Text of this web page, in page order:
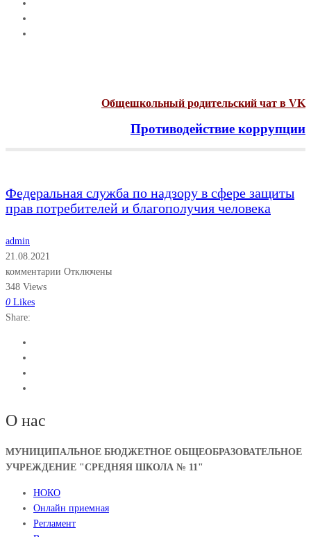
Общешкольный родительский чат в VK
Противодействие коррупции
Федеральная служба по надзору в сфере защиты
прав потребителей и благополучия человека
admin
21.08.2021
комментарии Отключены
348 Views
0 Likes
Share:
О нас
МУНИЦИПАЛЬНОЕ БЮДЖЕТНОЕ ОБЩЕОБРАЗОВАТЕЛЬНОЕ
УЧРЕЖДЕНИЕ "СРЕДНЯЯ ШКОЛА № 11"
НОКО
Онлайн приемная
Регламент